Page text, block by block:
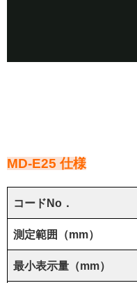
MD-E25 仕様
コードNo．
測定範囲（mm）
最小表示量（mm）